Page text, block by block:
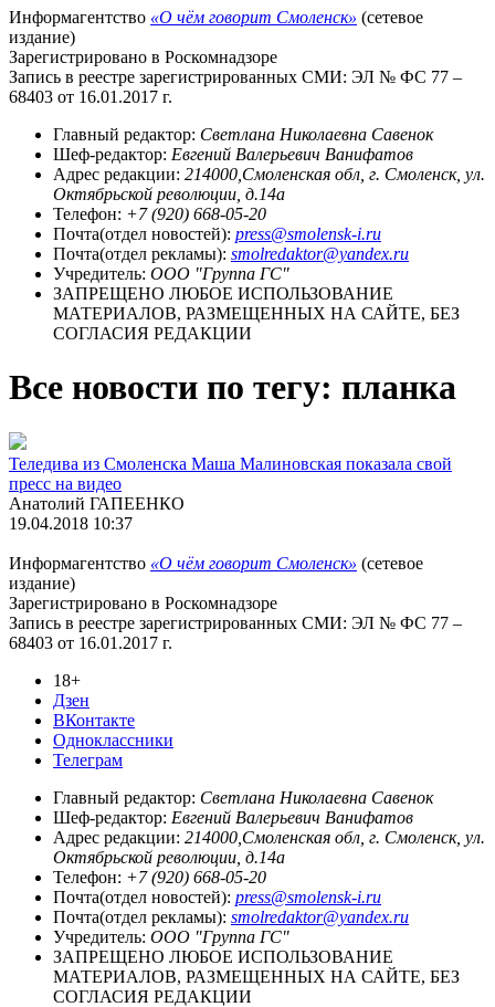
Информагентство «О чём говорит Смоленск» (сетевое
издание)
Зарегистрировано в Роскомнадзоре
Запись в реестре зарегистрированных СМИ: ЭЛ № ФС 77 –
68403 от 16.01.2017 г.
Главный редактор: Светлана Николаевна Савенок
Шеф-редактор: Евгений Валерьевич Ванифатов
Адрес редакции: 214000,Смоленская обл, г. Смоленск, ул.
Октябрьской революции, д.14а
Телефон: +7 (920) 668-05-20
Почта(отдел новостей): press@smolensk-i.ru
Почта(отдел рекламы): smolredaktor@yandex.ru
Учредитель: ООО "Группа ГС"
ЗАПРЕЩЕНО ЛЮБОЕ ИСПОЛЬЗОВАНИЕ
МАТЕРИАЛОВ, РАЗМЕЩЕННЫХ НА САЙТЕ, БЕЗ
СОГЛАСИЯ РЕДАКЦИИ
Все новости по тегу: планка
Теледива из Смоленска Маша Малиновская показала свой
пресс на видео
Анатолий ГАПЕЕНКО
19.04.2018 10:37
Информагентство «О чём говорит Смоленск» (сетевое
издание)
Зарегистрировано в Роскомнадзоре
Запись в реестре зарегистрированных СМИ: ЭЛ № ФС 77 –
68403 от 16.01.2017 г.
18+
Дзен
ВКонтакте
Одноклассники
Телеграм
Главный редактор: Светлана Николаевна Савенок
Шеф-редактор: Евгений Валерьевич Ванифатов
Адрес редакции: 214000,Смоленская обл, г. Смоленск, ул.
Октябрьской революции, д.14а
Телефон: +7 (920) 668-05-20
Почта(отдел новостей): press@smolensk-i.ru
Почта(отдел рекламы): smolredaktor@yandex.ru
Учредитель: ООО "Группа ГС"
ЗАПРЕЩЕНО ЛЮБОЕ ИСПОЛЬЗОВАНИЕ
МАТЕРИАЛОВ, РАЗМЕЩЕННЫХ НА САЙТЕ, БЕЗ
СОГЛАСИЯ РЕДАКЦИИ